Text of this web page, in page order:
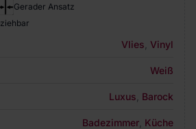
Gerader Ansatz
Vlies Vinyl
Weiß
Luxus Barock
Badezimmer Küche